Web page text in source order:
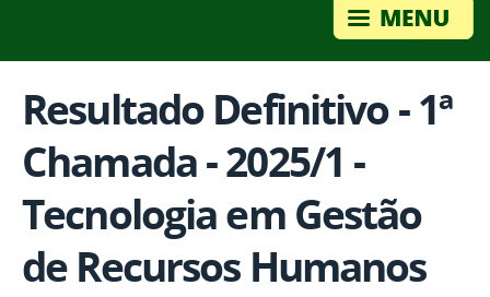
Resultado Definitivo - 1ª
Chamada - 2025/1 -
Tecnologia em Gestão
de Recursos Humanos